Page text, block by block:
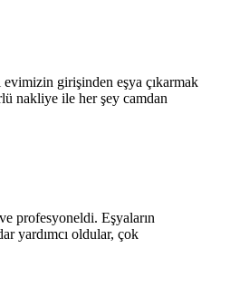
girişinden eşya çıkarmak
nakliye ile her şey camdan
profesyoneldi. Eşyaların
yardımcı oldular, çok